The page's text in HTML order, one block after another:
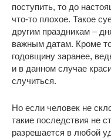
поступить, то до
что-то плохое. Такое
другим праздникам –
важным датам. Кроме
годовщину заранее,
и в данном случае
случиться.
Но если человек не
такие последствия не
разрешается в любой